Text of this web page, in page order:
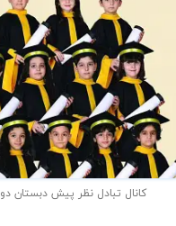
کانال تبادل نظر پیش دبستان دو